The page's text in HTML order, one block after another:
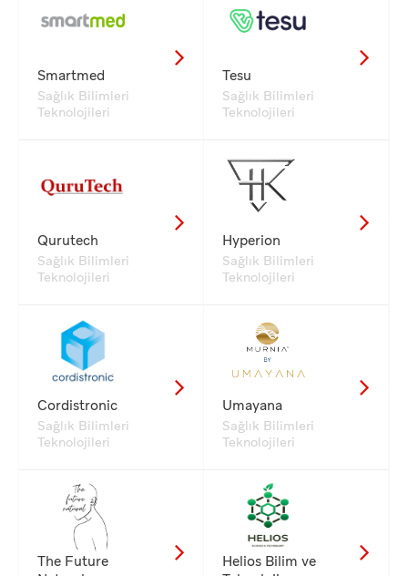
Smartmed
Sağlık Bilimleri
Teknolojileri
Tesu
Sağlık Bilimleri
Teknolojileri
Qurutech
Sağlık Bilimleri
Teknolojileri
Hyperion
Sağlık Bilimleri
Teknolojileri
Cordistronic
Sağlık Bilimleri
Teknolojileri
Umayana
Sağlık Bilimleri
Teknolojileri
The Future
Helios Bilim ve